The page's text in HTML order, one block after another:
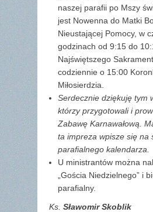
naszej parafii po Mszy
jest Nowenna do Matki
Nieustającej Pomocy, w
godzinach od 9:15 do
Najświętszego
codziennie o 15:00
Miłosierdzia.
Serdecznie dziękuję tym
którzy przygotowali i
Zabawę Karnawałową.
ta impreza wpisze się na
parafialnego kalendarza.
U ministrantów można
„Gościa Niedzielnego” i
parafialny.
Ks. Sławomir Skoblik